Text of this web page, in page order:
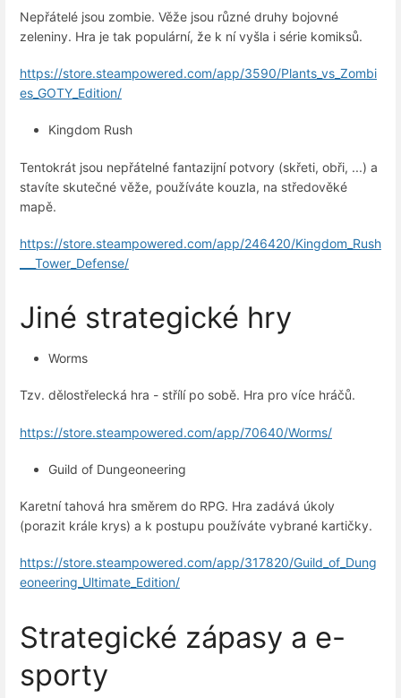
Nepřátelé jsou zombie. Věže jsou různé druhy bojovné
zeleniny. Hra je tak populární, že k ní vyšla i série komiksů.
https://store.steampowered.com/app/3590/Plants_vs_Zombi
es_GOTY_Edition/
Kingdom Rush
Tentokrát jsou nepřátelné fantazijní potvory (skřeti, obři, ...) a
stavíte skutečné věže, používáte kouzla, na středověké
mapě.
https://store.steampowered.com/app/246420/Kingdom_Rush
___Tower_Defense/
Jiné strategické hry
Worms
Tzv. dělostřelecká hra - střílí po sobě. Hra pro více hráčů.
https://store.steampowered.com/app/70640/Worms/
Guild of Dungeoneering
Karetní tahová hra směrem do RPG. Hra zadává úkoly
(porazit krále krys) a k postupu používáte vybrané kartičky.
https://store.steampowered.com/app/317820/Guild_of_Dung
eoneering_Ultimate_Edition/
Strategické zápasy a e-
sporty